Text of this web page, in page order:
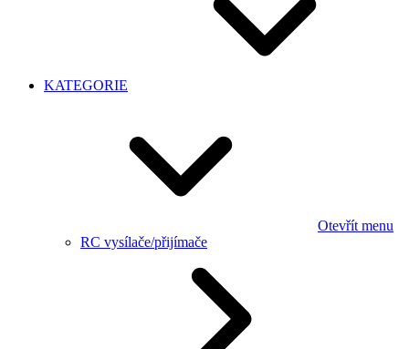
KATEGORIE
Otevřít menu
RC vysílače/přijímače